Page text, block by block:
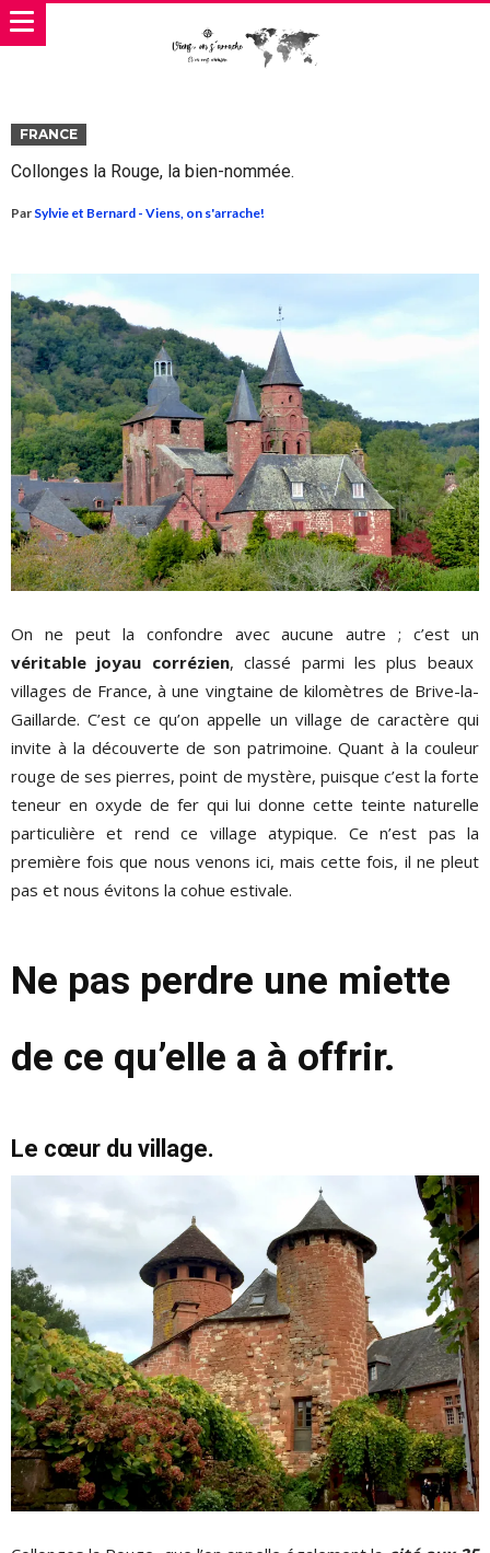
FRANCE
Collonges la Rouge, la bien-nommée.
Par Sylvie et Bernard - Viens, on s'arrache!
On ne peut la confondre avec aucune autre ; c’est un
véritable joyau corrézien, classé parmi les plus beaux
villages de France, à une vingtaine de kilomètres de Brive-la-
Gaillarde. C’est ce qu’on appelle un village de caractère qui
invite à la découverte de son patrimoine. Quant à la couleur
rouge de ses pierres, point de mystère, puisque c’est la forte
teneur en oxyde de fer qui lui donne cette teinte naturelle
particulière et rend ce village atypique. Ce n’est pas la
première fois que nous venons ici, mais cette fois, il ne pleut
pas et nous évitons la cohue estivale.
Ne pas perdre une miette
de ce qu’elle a à offrir.
Le cœur du village.